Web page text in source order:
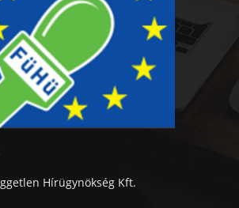
Hírügynökség Kft.